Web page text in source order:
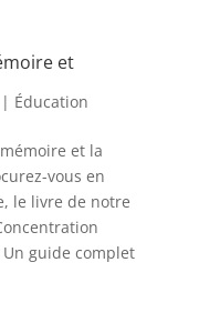
et
| Éducation
et la
vous en
le livre de notre
Un guide complet